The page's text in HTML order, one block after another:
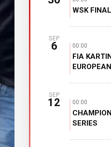
WSK
SEP
6 00:00
FIA
SEP
12 00:00
SERIES